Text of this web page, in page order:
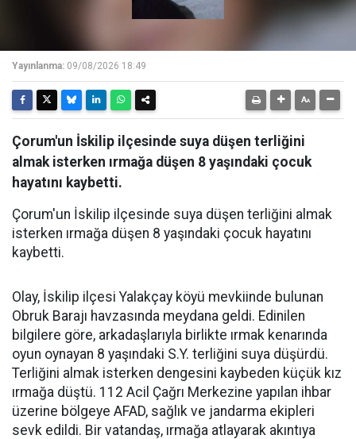
Yayınlanma: 09/08/2026 18:49
Çorum'un İskilip ilçesinde suya düşen terliğini
almak isterken ırmağa düşen 8 yaşındaki çocuk
hayatını kaybetti.
Çorum'un İskilip ilçesinde suya düşen terliğini almak
isterken ırmağa düşen 8 yaşındaki çocuk hayatını
kaybetti.
Olay, İskilip ilçesi Yalakçay köyü mevkiinde bulunan
Obruk Barajı havzasında meydana geldi. Edinilen
bilgilere göre, arkadaşlarıyla birlikte ırmak kenarında
oyun oynayan 8 yaşındaki S.Y. terliğini suya düşürdü.
Terliğini almak isterken dengesini kaybeden küçük kız
ırmağa düştü. 112 Acil Çağrı Merkezine yapılan ihbar
üzerine bölgeye AFAD, sağlık ve jandarma ekipleri
sevk edildi. Bir vatandaş, ırmağa atlayarak akıntıya